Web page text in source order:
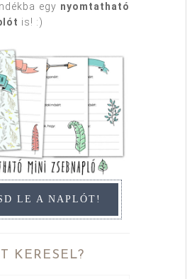
egy nyomtatható
is! :)
LE A NAPLÓT!
KERESEL?